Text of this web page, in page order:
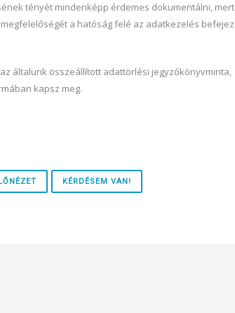
tényét mindenképp érdemes dokumentálni,
a hatóság felé az adatkezelés
általunk összeállított adattörlési jegyzőkönyvminta,
kapsz meg.
KÉRDÉSEM VAN!